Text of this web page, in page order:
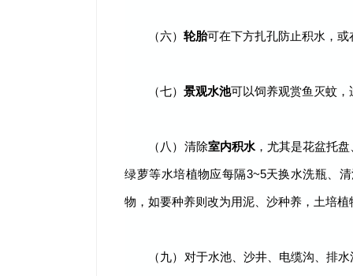
（六）轮胎可在下方扎孔防止积水，
（七）景观水池可以饲养观赏鱼灭蚊
（八）清除室内积水，尤其是花盆托
绿萝等水培植物应每隔3~5天换水洗瓶、
物，如要种养则改为用泥、沙种养，土培
（九）对于水池、沙井、电缆沟、排